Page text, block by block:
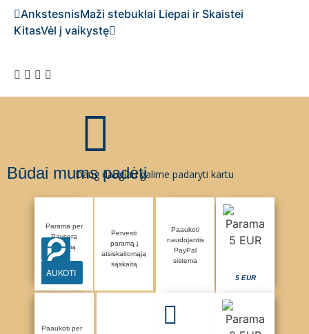
AnkstesnisMaži stebuklai Liepai ir Skaistei
KitasVėl į vaikystę
Būdai mums padėti
Daug daugiau galime padaryti kartu
Parama per
Paysera
sistemą
AUKOTI
Pervesti
paramą į
atsiskaitomąją
sąskaitą
Paaukoti
naudojantis
PayPal
sistema
5 EUR
Paaukoti per